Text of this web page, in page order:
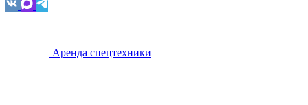
Аренда спецтехники